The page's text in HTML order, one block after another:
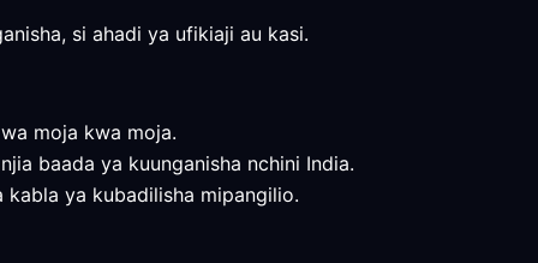
si ahadi ya ufikiaji au kasi.
moja kwa moja.
baada ya kuunganisha nchini India.
ya kubadilisha mipangilio.